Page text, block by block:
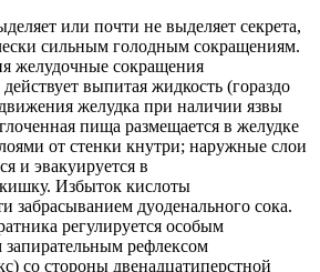
или почти не выделяет секрета,
сильным голодным сокращениям.
желудочные сокращения
выпитая жидкость (гораздо
желудка при наличии язвы
пища размещается в желудке
от стенки кнутри; наружные слои
и эвакуируется в
Избыток кислоты
забрасыванием дуоденального сока.
регулируется особым
рефлексом
со стороны двенадцатиперстной